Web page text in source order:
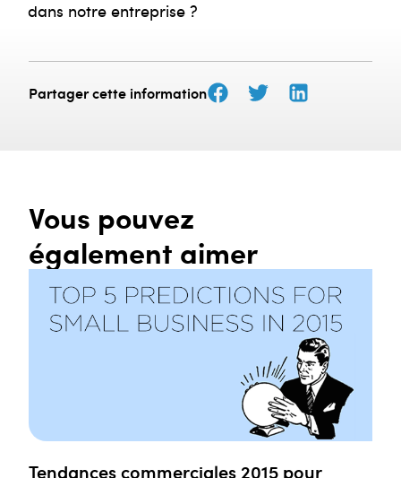
dans notre entreprise ?
Partager cette information
Vous pouvez
également aimer
Tendances commerciales 2015 pour